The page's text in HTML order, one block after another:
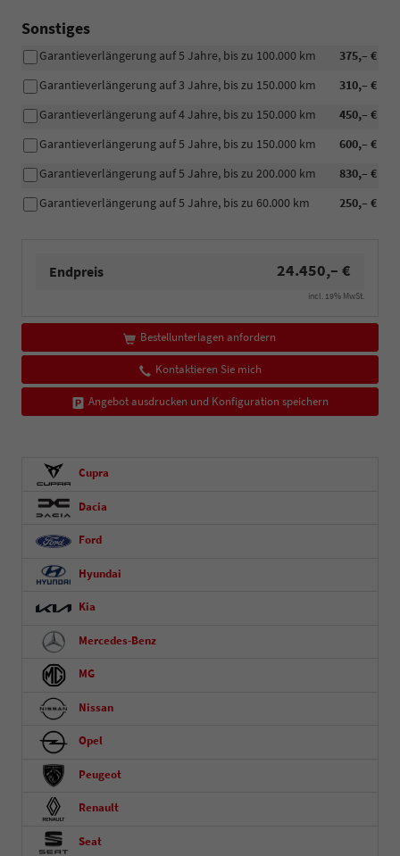
Sonstiges
375,– €
Garantieverlängerung auf 5 Jahre, bis zu 100.000 km
310,– €
Garantieverlängerung auf 3 Jahre, bis zu 150.000 km
450,– €
Garantieverlängerung auf 4 Jahre, bis zu 150.000 km
600,– €
Garantieverlängerung auf 5 Jahre, bis zu 150.000 km
830,– €
Garantieverlängerung auf 5 Jahre, bis zu 200.000 km
250,– €
Garantieverlängerung auf 5 Jahre, bis zu 60.000 km
Endpreis 24.450,– €
incl. 19% MwSt.
Bestellunterlagen anfordern
Kontaktieren Sie mich
Angebot ausdrucken und Konfiguration speichern
Cupra
Dacia
Ford
Hyundai
Kia
Mercedes-Benz
MG
Nissan
Opel
Peugeot
Renault
Seat